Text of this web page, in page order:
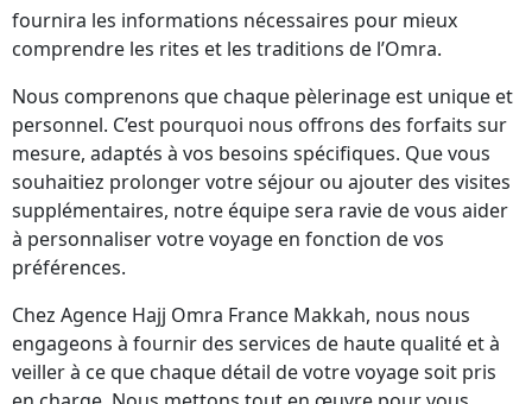
fournira les informations nécessaires pour mieux
comprendre les rites et les traditions de l’Omra.
Nous comprenons que chaque pèlerinage est unique et
personnel. C’est pourquoi nous offrons des forfaits sur
mesure, adaptés à vos besoins spécifiques. Que vous
souhaitiez prolonger votre séjour ou ajouter des visites
supplémentaires, notre équipe sera ravie de vous aider
à personnaliser votre voyage en fonction de vos
préférences.
Chez Agence Hajj Omra France Makkah, nous nous
engageons à fournir des services de haute qualité et à
veiller à ce que chaque détail de votre voyage soit pris